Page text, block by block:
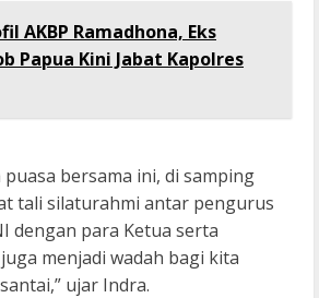
AKBP Ramadhona, Eks
Papua Kini Jabat Kapolres
bersama ini, di samping
tali silaturahmi antar pengurus
dengan para Ketua serta
menjadi wadah bagi kita
ujar Indra.